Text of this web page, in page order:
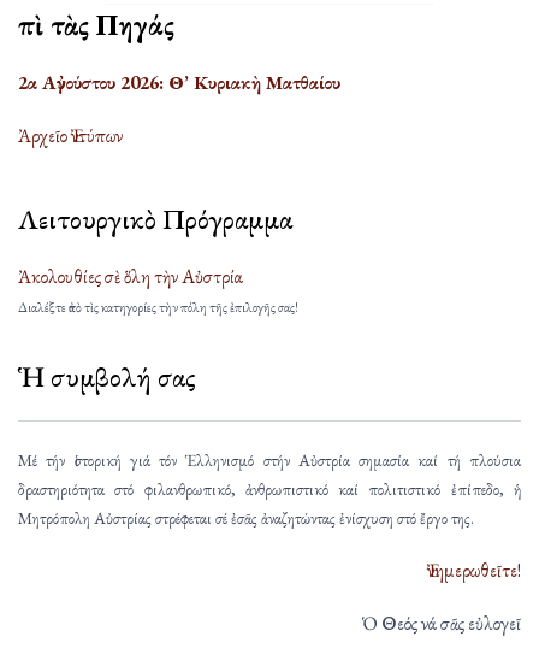
Ἐπὶ τὰς Πηγάς
2α Αὐγούστου 2026: Θ’ Κυριακὴ Ματθαίου
Ἀρχεῖο Ἐντύπων
Λειτουργικὸ Πρόγραμμα
Ἀκολουθίες σὲ ὅλη τὴν Αὐστρία
Διαλέξτε ἀπὸ τὶς κατηγορίες τὴν πόλη τῆς ἐπιλογῆς σας!
Ἡ συμβολή σας
Μέ τήν ἱστορική γιά τόν Ἑλληνισμό στήν Αὐστρία σημασία καί τή πλούσια
δραστηριότητα στό φιλανθρωπικό, ἀνθρωπιστικό καί πολιτιστικό ἐπίπεδο, ἡ
Μητρόπολη Αὐστρίας στρέφεται σέ ἐσᾶς ἀναζητώντας ἐνίσχυση στό ἔργο της.
Ἐνημερωθεῖτε!
Ὁ Θεός νά σᾶς εὐλογεῖ